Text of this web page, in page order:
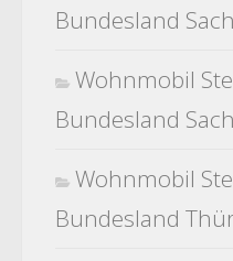
Bundesland
Wohnmobil
Bundesland
Wohnmobil
Bundesland